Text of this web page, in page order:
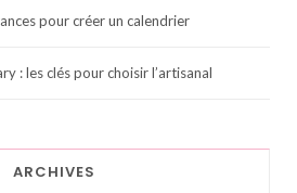
pour créer un calendrier
: les clés pour choisir l’artisanal
ARCHIVES